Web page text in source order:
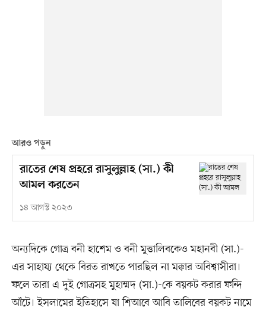
আরও পড়ুন
রাতের শেষ প্রহরে রাসুলুল্লাহ (সা.) কী
আমল করতেন
১৪ আগস্ট ২০২৩
অন্যদিকে গোত্র বনী হাশেম ও বনী মুত্তালিবকেও মহানবী (সা.)-
এর সাহায্য থেকে বিরত রাখতে পারছিল না মক্কার অবিশ্বাসীরা।
ফলে তারা এ দুই গোত্রসহ মুহাম্মদ (সা.)-কে বয়কট করার ফন্দি
আঁটে। ইসলামের ইতিহাসে যা শিআবে আবি তালিবের বয়কট নামে